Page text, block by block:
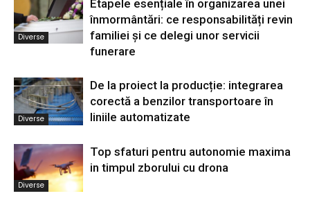
Diverse
Etapele esențiale în organizarea unei
înmormântări: ce responsabilități revin
familiei și ce delegi unor servicii
funerare
Diverse
De la proiect la producție: integrarea
corectă a benzilor transportoare în
liniile automatizate
Diverse
Top sfaturi pentru autonomie maxima
in timpul zborului cu drona